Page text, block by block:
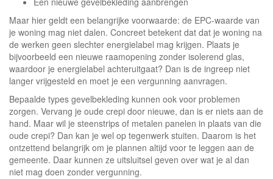
Maar hier geldt een belangrijke voorwaarde: de EPC-waarde van
je woning mag niet dalen. Concreet betekent dat dat je woning na
de werken geen slechter energielabel mag krijgen. Plaats je
bijvoorbeeld een nieuwe raamopening zonder isolerend glas,
waardoor je energielabel achteruitgaat? Dan is de ingreep niet
langer vrijgesteld en moet je een vergunning aanvragen.
Bepaalde types gevelbekleding kunnen ook voor problemen
zorgen. Vervang je oude crepi door nieuwe, dan is er niets aan de
hand. Maar wil je steenstrips of metalen panelen in plaats van die
oude crepi? Dan kan je wel op tegenwerk stuiten. Daarom is het
ontzettend belangrijk om je plannen altijd voor te leggen aan de
gemeente. Daar kunnen ze uitsluitsel geven over wat je al dan
niet mag doen zonder vergunning.